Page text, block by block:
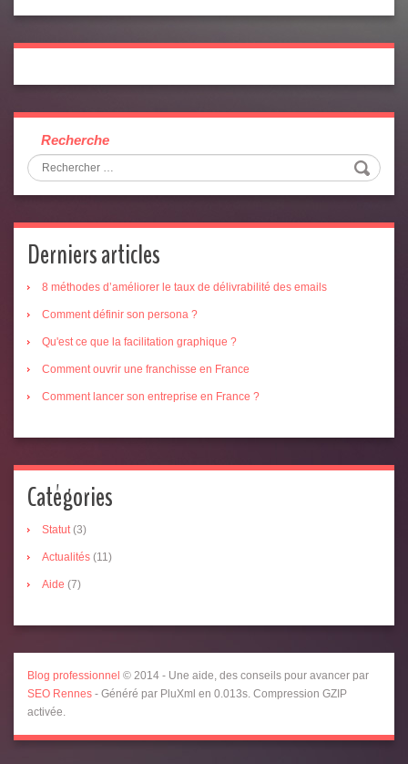
Recherche
Derniers articles
8 méthodes d’améliorer le taux de délivrabilité des emails
Comment définir son persona ?
Qu'est ce que la facilitation graphique ?
Comment ouvrir une franchisse en France
Comment lancer son entreprise en France ?
Catégories
Statut(3)
Actualités (11)
Aide (7)
Blog professionnel © 2014 - Une aide, des conseils pour avancer par
SEO Rennes - Généré par PluXml en 0.013s. Compression GZIP
activée.